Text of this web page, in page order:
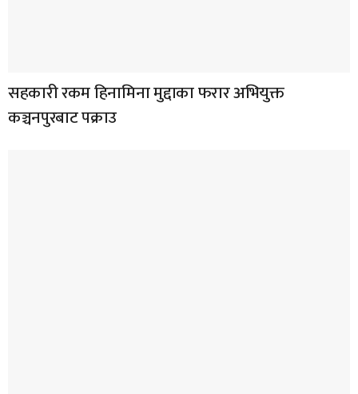
सहकारी रकम हिनामिना मुद्दाका फरार अभियुक्त
कञ्चनपुरबाट पक्राउ